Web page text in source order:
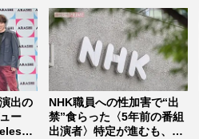
出の
ー
NHK職員への性加害で“出
禁”食らった〈5年前の番組
出演者〉特定が進むも、ネ